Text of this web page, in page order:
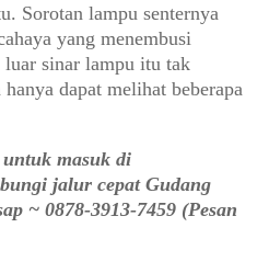
Sorotan lampu senternya
yang menembusi
sinar lampu itu tak
dapat melihat beberapa
masuk di
jalur cepat Gudang
~ 0878-3913-7459 (Pesan